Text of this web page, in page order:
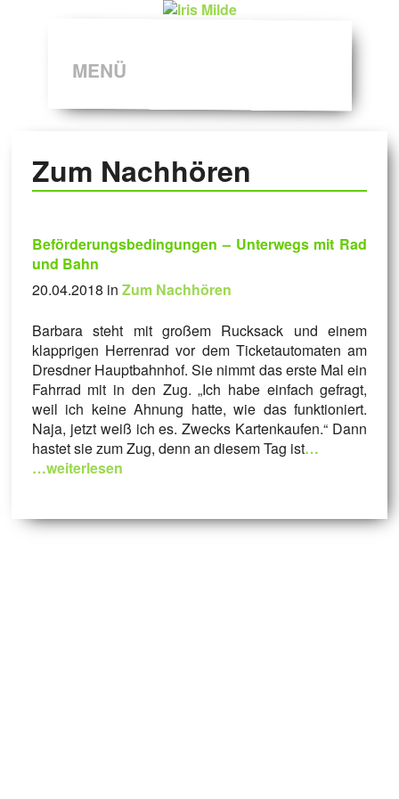
MENÜ
Zum Nachhören
Beförderungsbedingungen – Unterwegs mit Rad
und Bahn
20.04.2018 in Zum Nachhören
Barbara steht mit großem Rucksack und einem
klapprigen Herrenrad vor dem Ticketautomaten am
Dresdner Hauptbahnhof. Sie nimmt das erste Mal ein
Fahrrad mit in den Zug. „Ich habe einfach gefragt,
weil ich keine Ahnung hatte, wie das funktioniert.
Naja, jetzt weiß ich es. Zwecks Kartenkaufen.“ Dann
hastet sie zum Zug, denn an diesem Tag ist…
…weiterlesen